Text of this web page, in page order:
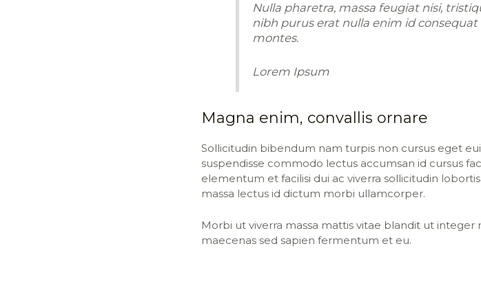
Nulla pharetra, massa feugiat nisi,
nibh purus erat nulla enim id
montes.
Lorem Ipsum
Magna enim, convallis ornare
Sollicitudin bibendum nam turpis non cursus eget
suspendisse commodo lectus accumsan id cursus
elementum et facilisi dui ac viverra sollicitudin
massa lectus id dictum morbi ullamcorper.
Morbi ut viverra massa mattis vitae blandit ut
maecenas sed sapien fermentum et eu.